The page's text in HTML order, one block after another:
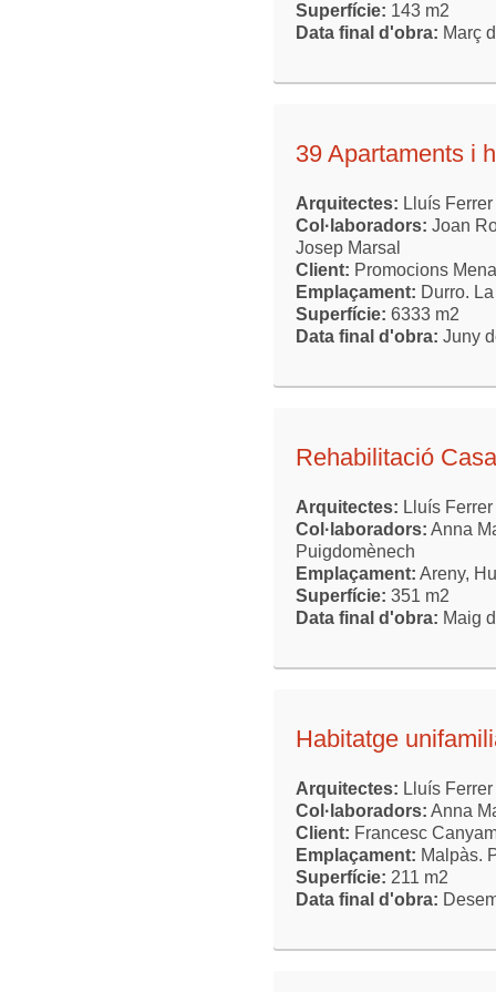
Superfície: 143 m2
Data final d'obra: Març
39 Apartaments i
Arquitectes: Lluís
Col·laboradors: Joan
Josep Marsal
Client: Promocions
Emplaçament: Durro.
Superfície: 6333 m2
Data final d'obra: Juny
Rehabilitació
Arquitectes: Lluís
Col·laboradors: Anna
Puigdomènech
Emplaçament: Areny,
Superfície: 351 m2
Data final d'obra: Maig
Habitatge
Arquitectes: Lluís
Col·laboradors: Anna
Client: Francesc
Emplaçament: Malpàs.
Superfície: 211 m2
Data final d'obra: